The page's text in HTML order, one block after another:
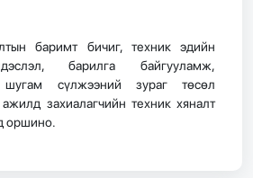
баримт бичиг, техник эдийн
барилга байгууламж,
сүлжээний зураг төсөл
захиалагчийн техник хяналт
оршино.